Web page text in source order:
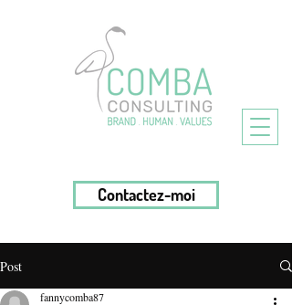
Contactez-moi
Post
fannycomba87